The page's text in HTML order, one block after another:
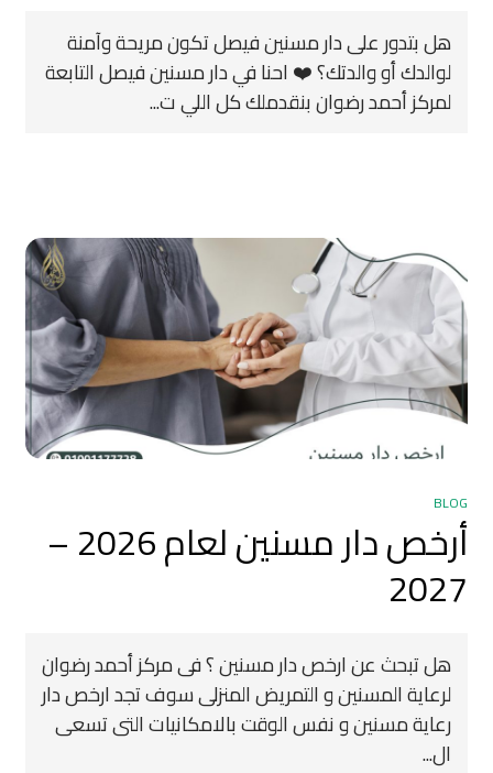
هل بتدور على دار مسنين فيصل تكون مريحة وآمنة
لوالدك أو والدتك؟ ❤️ احنا في دار مسنين فيصل التابعة
لمركز أحمد رضوان بنقدملك كل اللي ت...
BLOG
أرخص دار مسنين لعام 2026 –
2027
هل تبحث عن ارخص دار مسنين ؟ فى مركز أحمد رضوان
لرعاية المسنين و التمريض المنزلى سوف تجد ارخص دار
رعاية مسنين و نفس الوقت بالامكانيات التى تسعى
ال...